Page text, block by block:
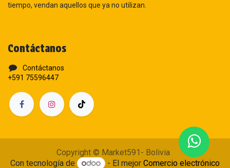
tiempo, vendan aquellos que ya no utilizan.
Contáctanos
Contáctanos
+591 75596447
Copyright © Market591- Bolivia
Con tecnología de
- El mejor Comercio electrónico